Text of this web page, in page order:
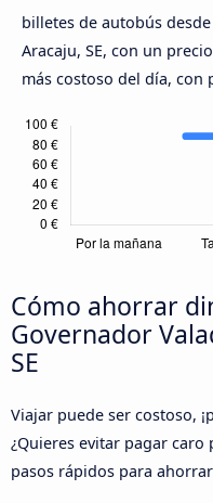
billetes de autobús
Aracaju, SE, con un
más costoso del día, con
Cómo ahorrar
Governador
SE
Viajar puede ser costoso,
¿Quieres evitar pagar caro
pasos rápidos para